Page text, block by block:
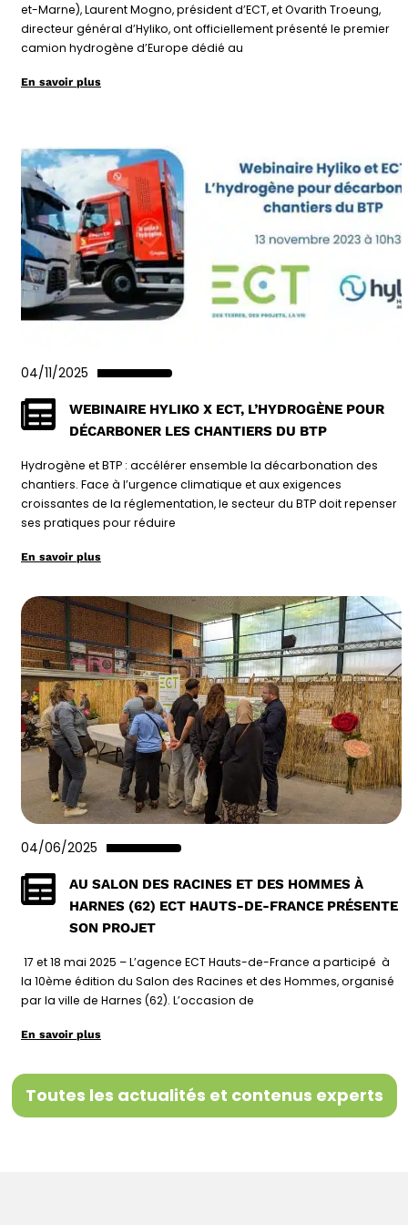
et-Marne), Laurent Mogno, président d’ECT, et Ovarith Troeung,
directeur général d’Hyliko, ont officiellement présenté le premier
camion hydrogène d’Europe dédié au
En savoir plus
04/11/2025
WEBINAIRE HYLIKO X ECT, L’HYDROGÈNE POUR
DÉCARBONER LES CHANTIERS DU BTP
Hydrogène et BTP : accélérer ensemble la décarbonation des
chantiers. Face à l’urgence climatique et aux exigences
croissantes de la réglementation, le secteur du BTP doit repenser
ses pratiques pour réduire
En savoir plus
04/06/2025
AU SALON DES RACINES ET DES HOMMES À
HARNES (62) ECT HAUTS-DE-FRANCE PRÉSENTE
SON PROJET
17 et 18 mai 2025 – L’agence ECT Hauts-de-France a participé à
la 10ème édition du Salon des Racines et des Hommes, organisé
par la ville de Harnes (62). L’occasion de
En savoir plus
Toutes les actualités et contenus experts